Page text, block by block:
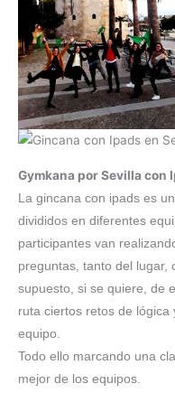
Gymkana por Sevilla con
La gincana con ipads es
divididos en diferentes
participantes van
preguntas, tanto del lugar,
supuesto, si se quiere, de
ruta ciertos retos de
equipo.
Todo ello marcando una
mejor de los equipos.